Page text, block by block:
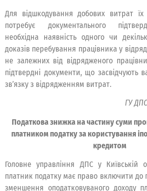
Для відшкодування добових витрат
потребує документального
необхідна наявність одного чи
доказів перебування працівника у
не залежних від відрядженого
підтвердні документи, що засвідчують
зв’язку з відрядженням витрат.
ГУ
Податкова знижка на частину суми
платником податку за користування
кредитом
Головне управління ДПС у Київській
платник податку має право включити до
зменшення оподатковуваного доходу